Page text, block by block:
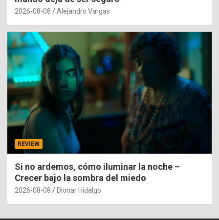
2026-08-08 Alejandro Vargas
REVIEW
Si no ardemos, cómo iluminar la noche –
Crecer bajo la sombra del miedo
2026-08-08 Dionar Hidalgo